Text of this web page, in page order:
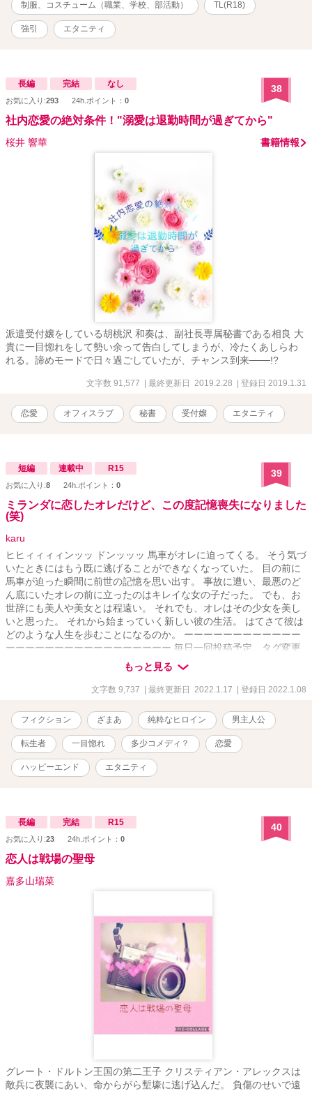
制服、コスチューム（職業、学校、部活動） TL(R18)
強引 エタニティ
長編 完結 なし
お気に入り:293 24h.ポイント： 0
38
社内恋愛の絶対条件！"溺愛は退勤時間が過ぎてから"
桜井 響華 書籍情報
派遣受付嬢をしている胡桃沢 和奏は、副社長専属秘書である相良 大
貴に一目惚れをして勢い余って告白してしまうが、冷たくあしらわ
れる。諦めモードで日々過ごしていたが、チャンス到来───!?
文字数 91,577 | 最終更新日 2019.2.28 | 登録日 2019.1.31
恋愛 オフィスラブ 秘書 受付嬢 エタニティ
短編 連載中 R15
お気に入り:8 24h.ポイント： 0
39
ミランダに恋したオレだけど、この度記憶喪失になりました
(笑)
karu
ヒヒィィィィンッッ ドンッッッ 馬車がオレに迫ってくる。 そう気づ
いたときにはもう既に逃げることができなくなっていた。 目の前に
馬車が迫った瞬間に前世の記憶を思い出す。 事故に遭い、最悪のど
ん底にいたオレの前に立ったのはキレイな女の子だった。 でも、お
世辞にも美人や美女とは程遠い。 それでも、オレはその少女を美し
いと思った。 それから始まっていく新しい彼の生活。 はてさて彼は
どのような人生を歩むことになるのか。 ーーーーーーーーーーーー
ーーーーーーーーーーーーーーーーー 毎日一回投稿予定。タグ変更
もっと見る
文字数 9,737 | 最終更新日 2022.1.17 | 登録日 2022.1.08
フィクション ざまあ 純粋なヒロイン 男主人公
転生者 一目惚れ 多少コメディ？ 恋愛
ハッピーエンド エタニティ
長編 完結 R15
お気に入り:23 24h.ポイント： 0
40
恋人は戦場の聖母
嘉多山瑞菜
グレート・ドルトン王国の第二王子 クリスティアン・アレックスは
敵兵に夜襲にあい、命からがら塹壕に逃げ込んだ。 負傷のせいで遠